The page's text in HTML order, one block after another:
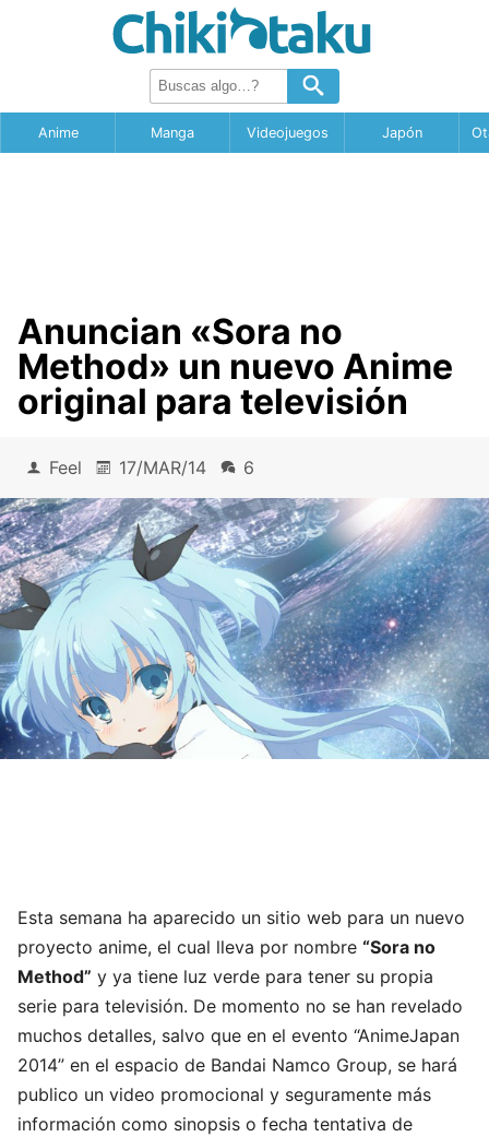
Anime Manga Videojuegos Japón
Anuncian «Sora no
Method» un nuevo Anime
original para televisión
Feel 17/MAR/14 6
Esta semana ha aparecido un sitio web para un nuevo
proyecto anime, el cual lleva por nombre “Sora no
Method” y ya tiene luz verde para tener su propia
serie para televisión. De momento no se han revelado
muchos detalles, salvo que en el evento “AnimeJapan
2014” en el espacio de Bandai Namco Group, se hará
publico un video promocional y seguramente más
información como sinopsis o fecha tentativa de